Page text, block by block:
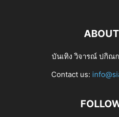
บันเทิง วิจารณ์ ปกิณ
Contact us: